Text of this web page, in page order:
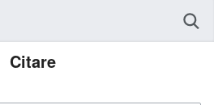
Citare